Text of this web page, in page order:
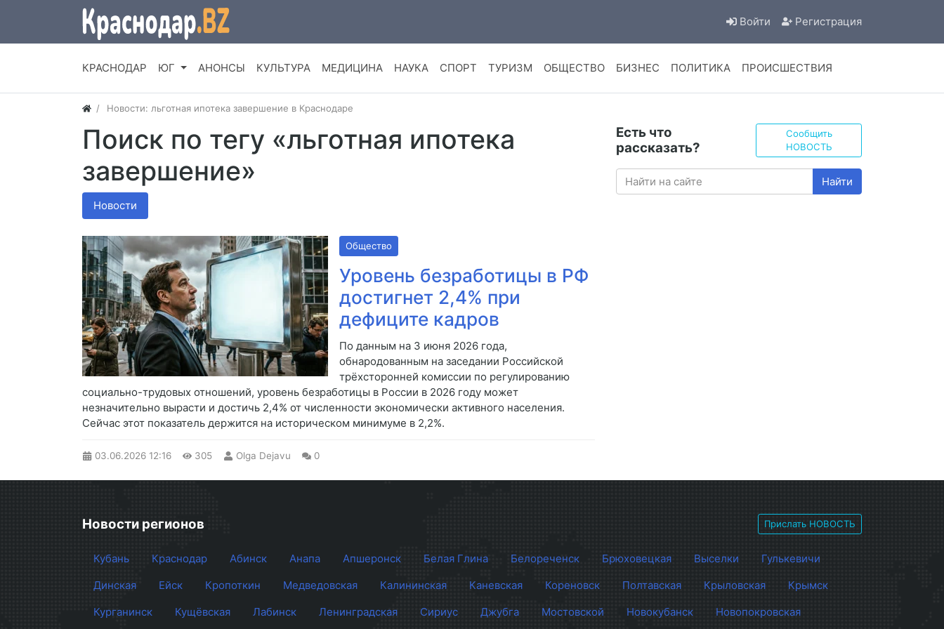
Войти Регистрация
КРАСНОДАР ЮГ АНОНСЫ КУЛЬТУРА МЕДИЦИНА НАУКА СПОРТ ТУРИЗМ ОБЩЕСТВО БИЗНЕС ПОЛИТИКА ПРОИСШЕСТВИЯ
Новости: льготная ипотека завершение в Краснодаре
Поиск по тегу «льготная ипотека
завершение»
Новости
Общество
Уровень безработицы в РФ
достигнет 2,4% при
дефиците кадров
По данным на 3 июня 2026 года,
обнародованным на заседании Российской
трёхсторонней комиссии по регулированию
социально-трудовых отношений, уровень безработицы в России в 2026 году может
незначительно вырасти и достичь 2,4% от численности экономически активного населения.
Сейчас этот показатель держится на историческом минимуме в 2,2%.
03.06.2026 12:16 305 Olga Dejavu 0
Есть что
рассказать?
Сообщить
НОВОСТЬ
Найти
Новости регионов Прислать НОВОСТЬ
Кубань Краснодар Абинск Анапа Апшеронск Белая Глина Белореченск Брюховецкая Выселки
Гулькевичи
Динская
Ейск Кропоткин Медведовская Калининская Каневская Кореновск Полтавская Крыловская
Крымск
Курганинск
Кущёвская Лабинск Ленинградская Сириус Джубга Мостовской Новокубанск Новопокровская